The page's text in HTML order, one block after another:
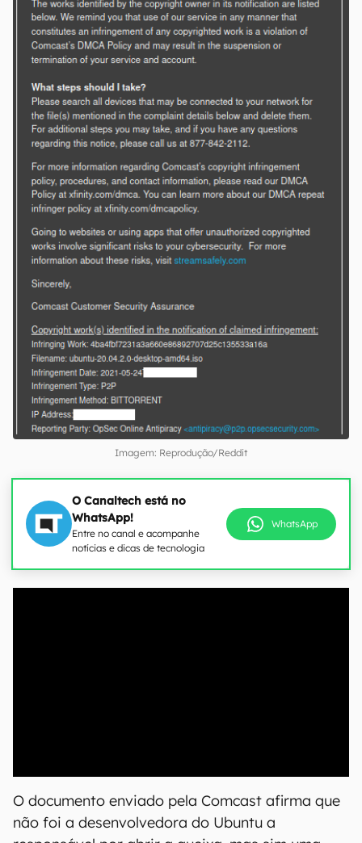
Imagem: Reprodução/Reddit
O Canaltech está no
WhatsApp!
Entre no canal e acompanhe
notícias e dicas de tecnologia
WhatsApp
O documento enviado pela Comcast afirma que
não foi a desenvolvedora do Ubuntu a